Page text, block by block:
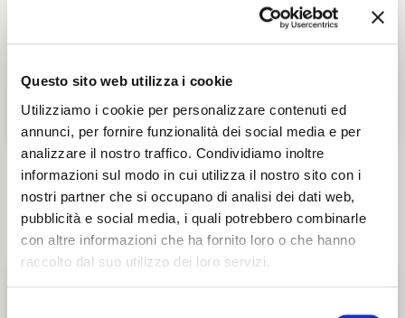
Questo sito web utilizza i cookie
Utilizziamo i cookie per personalizzare contenuti ed
annunci, per fornire funzionalità dei social media e per
analizzare il nostro traffico. Condividiamo inoltre
informazioni sul modo in cui utilizza il nostro sito con i
nostri partner che si occupano di analisi dei dati web,
pubblicità e social media, i quali potrebbero combinarle
con altre informazioni che ha fornito loro o che hanno
raccolto dal suo utilizzo dei loro servizi.
Diego Velázquez